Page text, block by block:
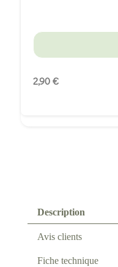
Description
Avis clients
Fiche technique
2,90 €